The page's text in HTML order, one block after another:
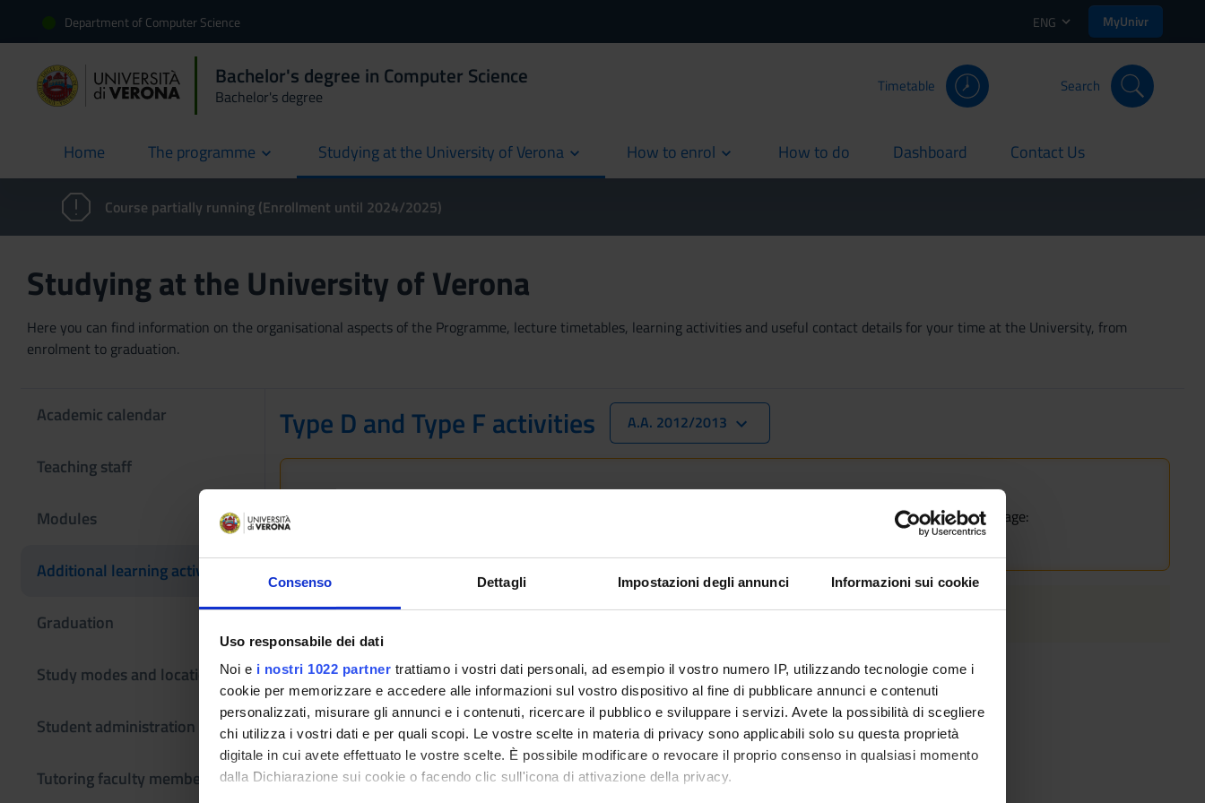
Consenso Dettagli Impostazioni degli annunci Informazioni sui cookie
Uso responsabile dei dati
Noi e i nostri 1022 partner trattiamo i vostri dati personali, ad esempio il vostro numero IP, utilizzando tecnologie come i
cookie per memorizzare e accedere alle informazioni sul vostro dispositivo al fine di pubblicare annunci e contenuti
personalizzati, misurare gli annunci e i contenuti, ricercare il pubblico e sviluppare i servizi. Avete la possibilità di scegliere
chi utilizza i vostri dati e per quali scopi. Le vostre scelte in materia di privacy sono applicabili solo su questa proprietà
digitale in cui avete effettuato le vostre scelte. È possibile modificare o revocare il proprio consenso in qualsiasi momento
dalla Dichiarazione sui cookie o facendo clic sull'icona di attivazione della privacy.
Department of Computer Science ENG MyUnivr
Bachelor's degree in Computer Science
Bachelor's degree
Timetable Search
Home
current The programme Studying at the University of Verona How to enrol How to do
current Dashboard
current Contact Us
current
Course partially running (Enrollment until 2024/2025)
Studying at the University of Verona
Here you can find information on the organisational aspects of the Programme, lecture timetables, learning activities and useful contact details for your time at the University, from
enrolment to graduation.
Academic calendar
Teaching staff
Modules
Additional learning activities
Graduation
Study modes and locations
Student administration
Tutoring faculty members
Type D and Type F activities A.A. 2012/2013
This information is intended exclusively for students already enrolled in this course.
If you are a new student interested in enrolling, you can find information about the course of study on the course page:
Modules not yet included